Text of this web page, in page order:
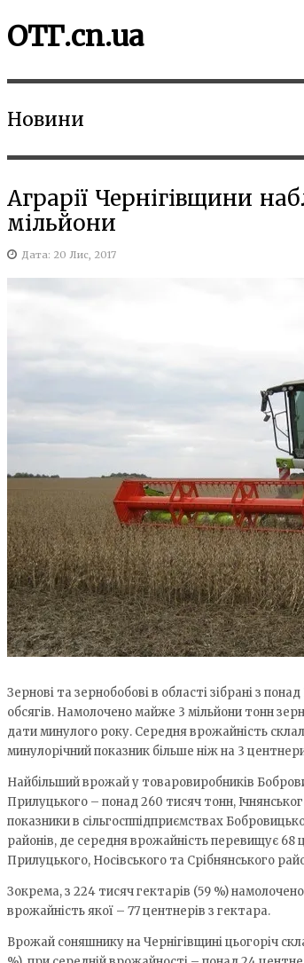
ОТГ.cn.ua
Новини
Аграрії Чернігівщини
мільйони
Дата: 20 Лис, 2017
Зернові та зернобобові в області зібрані з
обсягів. Намолочено майже 3 мільйони тонн
дати минулого року. Середня врожайність
минулорічний показник більше ніж на 3
Найбільший врожай у товаровиробників
Прилуцького – понад 260 тисяч тонн,
показники в сільгосппідприємствах
районів, де середня врожайність перевищує 68
Прилуцького, Носівського та Срібнянського
Зокрема, з 224 тисяч гектарів (59 %)
врожайність якої – 77 центнерів з гектара.
Врожай соняшнику на Чернігівщині цьогоріч